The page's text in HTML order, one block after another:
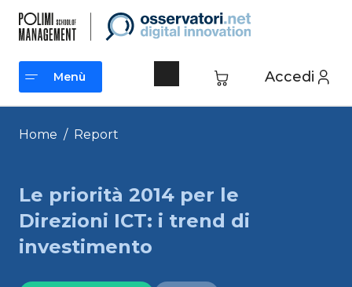
contenuto
Accedi
Menù
Menù
Home / Report
Le priorità 2014 per le
Direzioni ICT: i trend di
investimento